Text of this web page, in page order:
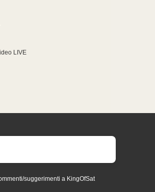
LIVE
suggerimenti a KingOfSat